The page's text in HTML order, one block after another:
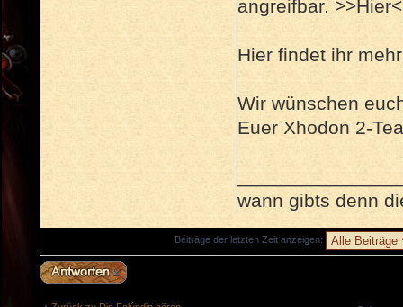
angreifbar.
Hier findet ihr
Wir wünschen
Euer Xhodon 2-
wann gibts denn
Beiträge der letzten Zeit anzeigen:
Antwort erstellen